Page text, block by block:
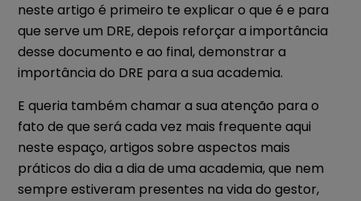
neste artigo é primeiro te explicar o que é e para
que serve um DRE, depois reforçar a importância
desse documento e ao final, demonstrar a
importância do DRE para a sua academia.
E queria também chamar a sua atenção para o
fato de que será cada vez mais frequente aqui
neste espaço, artigos sobre aspectos mais
práticos do dia a dia de uma academia, que nem
sempre estiveram presentes na vida do gestor,